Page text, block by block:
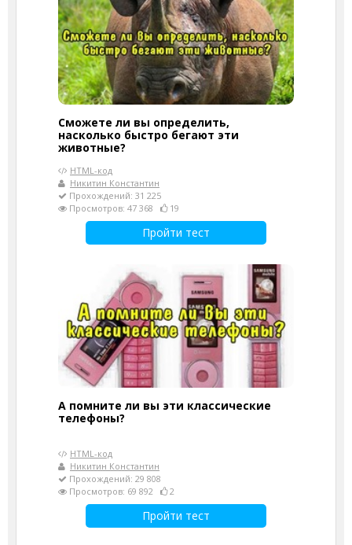
Сможете ли вы определить,
насколько быстро бегают эти
животные?
HTML-код
Никитин Константин
Прохождений: 31 225
Просмотров: 47 368
19
Пройти тест
А помните ли вы эти классические
телефоны?
HTML-код
Никитин Константин
Прохождений: 29 808
Просмотров: 69 892
2
Пройти тест